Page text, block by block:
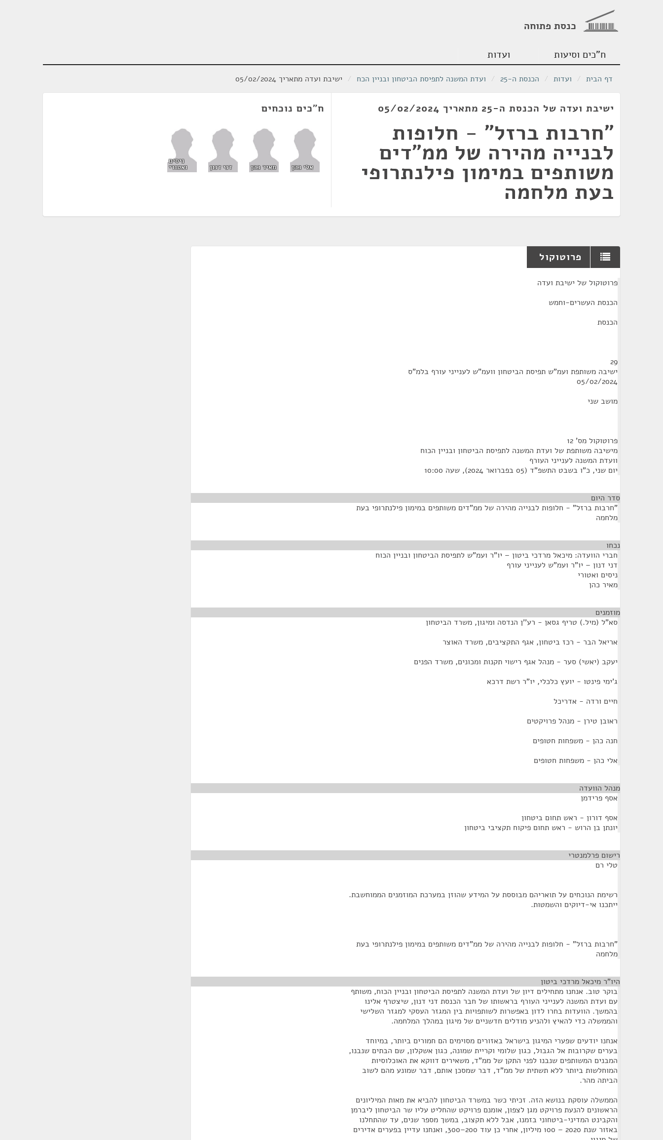
כנסת פתוחה
ח"כים וסיעות ועדות
דף הבית / ועדות / הכנסת ה-25 / ועדת המשנה לתפיסת הביטחון ובניין הכח / ישיבת ועדה מתאריך 05/02/2024
ישיבת ועדה של הכנסת ה-25 מתאריך 05/02/2024
"חרבות ברזל" - חלופות
לבנייה מהירה של ממ"דים
משותפים במימון פילנתרופי
בעת מלחמה
ח"כים נוכחים
אלי כהן מאיר כהן דני דנון
ניסים
ואטורי
פרוטוקול
פרוטוקול של ישיבת ועדה
הכנסת העשרים-וחמש
הכנסת
29
ישיבה משותפת ועמ"ש תפיסת הביטחון וועמ"ש לענייני עורף בלמ"ס
05/02/2024
מושב שני
פרוטוקול מס' 12
מישיבה משותפת של ועדת המשנה לתפיסת הביטחון ובניין הכוח
וועדת המשנה לענייני העורף
יום שני, כ"ו בשבט התשפ"ד (05 בפברואר 2024), שעה 10:00
סדר היום
"חרבות ברזל" - חלופות לבנייה מהירה של ממ"דים משותפים במימון פילנתרופי בעת
מלחמה
נכחו
חברי הוועדה: מיכאל מרדכי ביטון – יו"ר ועמ"ש לתפיסת הביטחון ובניין הכוח
דני דנון – יו"ר ועמ"ש לענייני עורף
ניסים ואטורי
מאיר כהן
מוזמנים
סא"ל (מיל.) טריף גסאן - רע''ן הנדסה ומיגון, משרד הביטחון
אריאל הבר - רכז ביטחון, אגף התקציבים, משרד האוצר
יעקב (יאשי) סער - מנהל אגף רישוי תקנות ומכונים, משרד הפנים
ג'ימי פינטו - יועץ כלכלי, יו"ר רשת דרכא
חיים ורדה - אדריכל
ראובן טירן - מנהל פרויקטים
חנה כהן - משפחות חטופים
אלי כהן - משפחות חטופים
מנהל הוועדה
אסף פרידמן
אסף דורון - ראש תחום ביטחון
יונתן בן הרוש - ראש תחום פיקוח תקציבי ביטחון
רישום פרלמנטרי
טלי רם
רשימת הנוכחים על תואריהם מבוססת על המידע שהוזן במערכת המוזמנים הממוחשבת.
ייתכנו אי-דיוקים והשמטות.
"חרבות ברזל" - חלופות לבנייה מהירה של ממ"דים משותפים במימון פילנתרופי בעת
מלחמה
היו"ר מיכאל מרדכי ביטון
בוקר טוב. אנחנו מתחילים דיון של ועדת המשנה לתפיסת הביטחון ובניין הכוח, משותף
עם ועדת המשנה לענייני העורף בראשותו של חבר הכנסת דני דנון, שיצטרף אלינו
בהמשך. הוועדות בחרו לדון באפשרות לשותפויות בין המגזר העסקי למגזר השלישי
והממשלה כדי להאיץ ולהניע מודלים חדשניים של מיגון במהלך המלחמה.
אנחנו יודעים שפערי המיגון בישראל באזורים מסוימים הם חמורים ביותר, במיוחד
בערים שקרובות אל הגבול, כגון שלומי וקריית שמונה, כגון אשקלון, שם הבתים שנבנו,
המבנים המשותפים שנבנו לפני התקן של ממ"ד, משאירים דווקא את האוכלוסיות
המוחלשות ביותר ללא תשתית של ממ"ד, דבר שמסכן אותם, דבר שמונע מהם לשוב
הביתה מהר.
הממשלה עוסקת בנושא הזה. זכיתי כשר במשרד הביטחון להביא את מאות המיליונים
הראשונים להנעת פרויקט מגן לצפון, אומנם פרויקט שהחליט עליו שר הביטחון ליברמן
והקבינט המדיני-ביטחוני בזמנו, אבל ללא תקצוב, במשך מספר שנים, עד שהתחלנו
באזור שנת 2020 – 100 מיליון, אחרי כן עוד 200–300, ואנחנו עדיין בפערים אדירים